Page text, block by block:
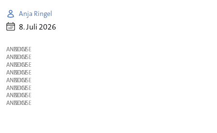
Anja Ringel
8. Juli 2026
ANZEIGE
ANZEIGE
ANZEIGE
ANZEIGE
ANZEIGE
ANZEIGE
ANZEIGE
ANZEIGE